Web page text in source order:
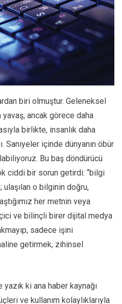
biri olmuştur. Geleneksel
yavaş, ancak görece daha
birlikte, insanlık daha
Saniyeler içinde dünyanın öbür
Bu baş döndürücü
ciddi bir sorun getirdi: “bilgi
o bilginin doğru,
her metnin veya
ve bilinçli birer dijital medya
sadece işini
getirmek, zihinsel
ki ana haber kaynağı
ve kullanım kolaylıklarıyla